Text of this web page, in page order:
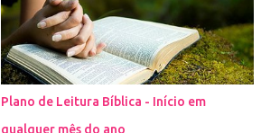
são das blogueiras que dão dicas de beleza,
ensinam a se maquiar e testam produtos.
Não é errado gostar de se cuidar e buscar
conhecimento de como ficar mais bonita e
atraente. Eu também gosto de maquiagem e
dicas de beleza, no entanto, precisamos
Plano de Leitura Bíblica - Início em
qualquer mês do ano